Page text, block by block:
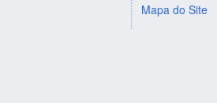
Mapa do Site